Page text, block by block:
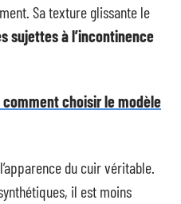
Sa texture glissante le
sujettes à l’incontinence
choisir le modèle
du cuir véritable.
il est moins